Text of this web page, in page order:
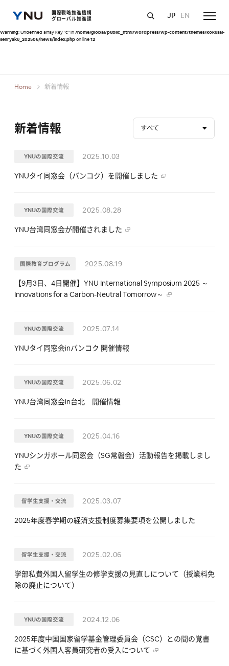
国際戦略推進機構
グローバル推進課
JP EN
Warning : Undefined array key "query" in/home/global/public_html/wordpress/wp-
content/themes/kokusai-senryaku_202506/news/index.php
10
Warning: Undefined array key "c" in/home/global/public_html/wordpress/wp-content/themes/kokusai-
senryaku_202506/news/index.phpon line12
Home 新着情報
新着情報 すべて
YNUの国際交流 2025.10.03
YNUタイ同窓会（バンコク）を開催しました
YNUの国際交流 2025.08.28
YNU台湾同窓会が開催されました
国際教育プログラム 2025.08.19
【9月3日、4日開催】YNU International Symposium 2025 ～
Innovations for a Carbon-Neutral Tomorrow～
YNUの国際交流 2025.07.14
YNUタイ同窓会inバンコク 開催情報
YNUの国際交流 2025.06.02
YNU台湾同窓会in台北 開催情報
YNUの国際交流 2025.04.16
YNUシンガポール同窓会（SG常磐会）活動報告を掲載しまし
た
留学生支援・交流 2025.03.07
2025年度春学期の経済支援制度募集要項を公開しました
留学生支援・交流 2025.02.06
学部私費外国人留学生の修学支援の見直しについて（授業料免
除の廃止について）
YNUの国際交流 2024.12.06
2025年度中国国家留学基金管理委員会（CSC）との間の覚書
に基づく外国人客員研究者の受入について